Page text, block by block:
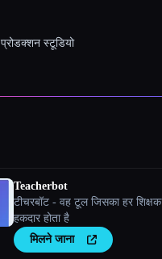
स्टूडियो
Teacherbot
टीचरबॉट - वह टूल जिसका हर शिक्षक
हकदार होता है
मिलने जाना